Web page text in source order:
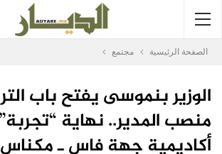
الصفحة الرئيسية مجتمع
الوزير بنموسى يفتح باب
منصب المدير.. نهاية
أكاديمية جهة فاس ـ